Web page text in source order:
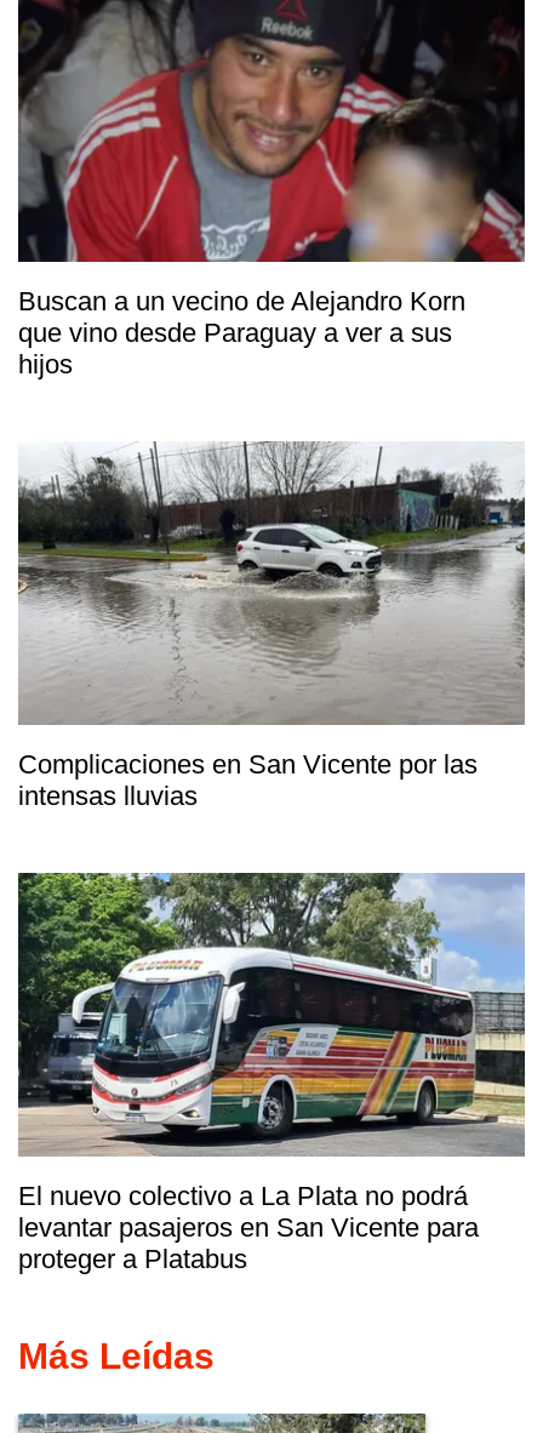
Buscan a un vecino de Alejandro Korn
que vino desde Paraguay a ver a sus
hijos
Complicaciones en San Vicente por las
intensas lluvias
El nuevo colectivo a La Plata no podrá
levantar pasajeros en San Vicente para
proteger a Platabus
Más Leídas